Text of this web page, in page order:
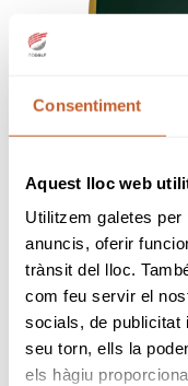
Consentiment
Aquest lloc web
Utilitzem galetes
anuncis, oferir
trànsit del lloc.
com feu servir el
socials, de publicitat
seu torn, ells la
els hàgiu
Club